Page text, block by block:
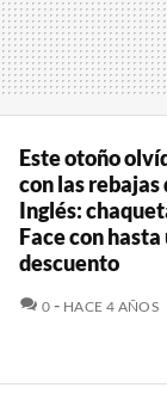
Este otoño
con las rebajas
Inglés:
Face con hasta
descuento
0 COMENTARIOS
HACE 4 AÑOS